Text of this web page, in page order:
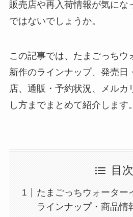
販売店や再入荷情報が気にな
ではないでしょうか。
この記事では、たまごっちウ
新作のラインナップ、発売日
店、通販・予約状況、メルカ
し方までまとめて紹介します。
目次
たまごっちウォーター
ラインナップ・商品情